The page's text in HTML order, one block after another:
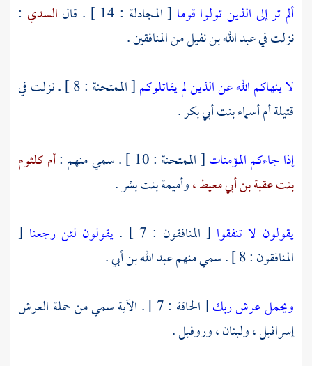
ألم تر إلى الذين تولوا قوما [ المجادلة : 14 ] . قال السدي :
نزلت فيعبد الله بن نفيلمن المنافقين .
لا ينهاكم الله عن الذين لم يقاتلوكم
[ الممتحنة : 8 ] . نزلت في
قتيلةأم أسماء بنت أبي بكر.
إذا جاءكم المؤمنات[ الممتحنة : 10 ] . سمي منهم :
أم كلثوم
بنت عقبة بن أبي معيط ،وأميمة بنت بشر.
يقولون لا تنفقوا [ المنافقون : 7 ] . يقولون لئن رجعنا [
المنافقون : 8 ] . سمي منهم
عبد الله بن أبي.
ويحمل عرش ربك[ الحاقة : 7 ] . الآية سمي من حملة العرش
إسرافيل ،ولبنان ،وروفيل.